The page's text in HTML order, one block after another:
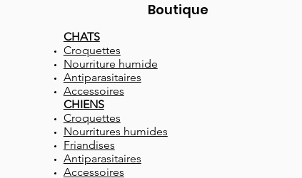
Boutique
CHATS
Croquettes
Nourriture humide
Antiparasitaires
Accessoires
CHIENS
Croquettes
Nourritures humides
Friandises
Antiparasitaires
Accessoires